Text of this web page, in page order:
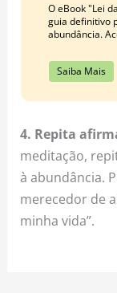
O eBook "Lei
guia definitivo
abundância.
Saiba Mais
4. Repita
meditação,
à abundância.
merecedor de
minha vida”.